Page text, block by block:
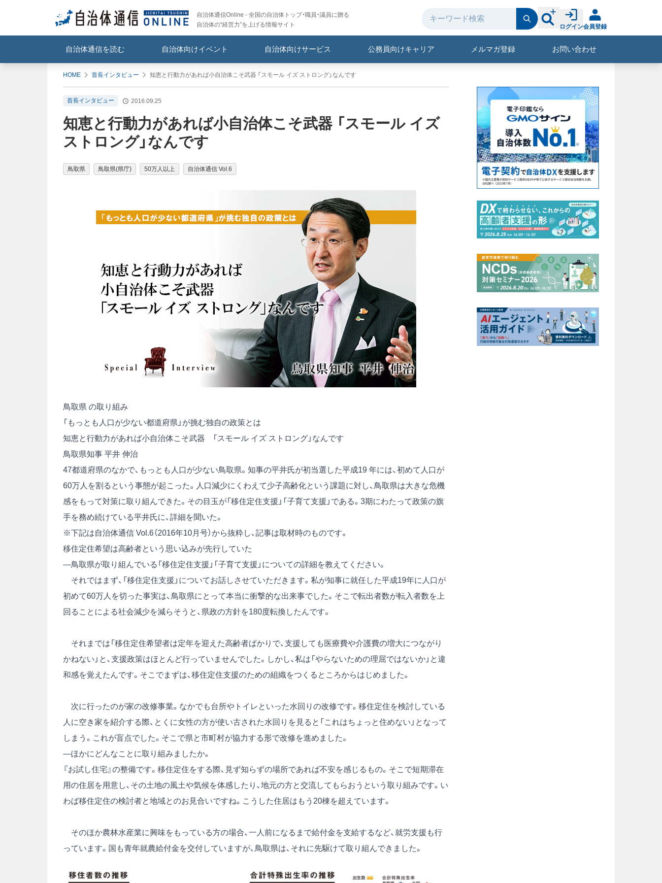
自治体通信Online - 全国の自治体トップ・職員・議員に贈る
自治体の“経営力”を上げる情報サイト
ログイン会員登録
自治体通信を読む 自治体向けイベント 自治体向けサービス 公務員向けキャリア メルマガ登録 お問い合わせ
HOME 首長インタビュー 知恵と行動力があれば小自治体こそ武器 「スモール イズ ストロング」なんです
首長インタビュー 2016.09.25
知恵と行動力があれば小自治体こそ武器 「スモール イズ
ストロング」なんです
鳥取県 鳥取県(県庁) 50万人以上 自治体通信 Vol.6
鳥取県 の取り組み
「もっとも人口が少ない都道府県」が挑む独自の政策とは
知恵と行動力があれば小自治体こそ武器 「スモール イズ ストロング」なんです
鳥取県知事 平井 伸治
47都道府県のなかで、もっとも人口が少ない鳥取県。知事の平井氏が初当選した平成19 年には、初めて人口が
60万人を割るという事態が起こった。人口減少にくわえて少子高齢化という課題に対し、鳥取県は大きな危機
感をもって対策に取り組んできた。その目玉が「移住定住支援」「子育て支援」である。3期にわたって政策の旗
手を務め続けている平井氏に、詳細を聞いた。
※下記は自治体通信 Vol.6（2016年10月号）から抜粋し、記事は取材時のものです。
移住定住希望は高齢者という思い込みが先行していた
―鳥取県が取り組んでいる「移住定住支援」「子育て支援」についての詳細を教えてください。
それではまず、「移住定住支援」についてお話しさせていただきます。私が知事に就任した平成19年に人口が
初めて60万人を切った事実は、鳥取県にとって本当に衝撃的な出来事でした。そこで転出者数が転入者数を上
回ることによる社会減少を減らそうと、県政の方針を180度転換したんです。
それまでは「移住定住希望者は定年を迎えた高齢者ばかりで、支援しても医療費や介護費の増大につながり
かねない」と、支援政策はほとんど行っていませんでした。しかし、私は「やらないための理屈ではないか」と違
和感を覚えたんです。そこでまずは、移住定住支援のための組織をつくるところからはじめました。
次に行ったのが家の改修事業。なかでも台所やトイレといった水回りの改修です。移住定住を検討している
人に空き家を紹介する際、とくに女性の方が使い古された水回りを見ると「これはちょっと住めない」となって
しまう。これが盲点でした。そこで県と市町村が協力する形で改修を進めました。
―ほかにどんなことに取り組みましたか。
『お試し住宅』の整備です。移住定住をする際、見ず知らずの場所であれば不安を感じるもの。そこで短期滞在
用の住居を用意し、その土地の風土や気候を体感したり、地元の方と交流してもらおうという取り組みです。い
わば移住定住の検討者と地域とのお見合いですね。こうした住居はもう20棟を超えています。
そのほか農林水産業に興味をもっている方の場合、一人前になるまで給付金を支給するなど、就労支援も行
っています。国も青年就農給付金を交付していますが、鳥取県は、それに先駆けて取り組んできました。